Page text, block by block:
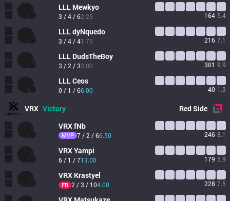
LLL Mewkyo
3 / 4 / 62.25 164 5.4
LLLdyNquedo
3 / 4 / 41.75 216 7.1
LLL DudsTheBoy
3 / 2 / 33.00 301 9.9
LLLCeos
0 / 1 / 66.00 40 1.3
VRX Victory RedSide
VRXfNb
MVP 7 / 2 / 66.50 246 8.1
VRXYampi
6 / 1 / 713.00 179 5.9
VRX Krastyel
FB 2 / 3 / 104.00 228 7.5